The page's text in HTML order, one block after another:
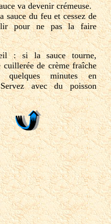
va devenir crémeuse.
sauce du feu et cessez de
pour ne pas la faire
: si la sauce tourne,
cuillerée de crème fraîche
quelques minutes en
avec du poisson